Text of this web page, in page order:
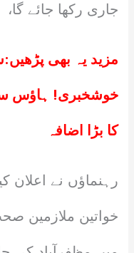
جاری رکھا جائے گا،
مزید یہ بھی پڑھیں:
کا بڑا اضافہ
خواتین ملازمین